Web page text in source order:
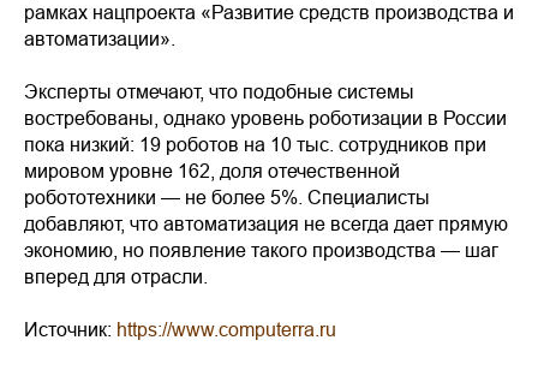
рамках нацпроекта «Развитие средств производства и
автоматизации».
Эксперты отмечают, что подобные системы
востребованы, однако уровень роботизации в России
пока низкий: 19 роботов на 10 тыс. сотрудников при
мировом уровне 162, доля отечественной
робототехники — не более 5%. Специалисты
добавляют, что автоматизация не всегда дает прямую
экономию, но появление такого производства — шаг
вперед для отрасли.
Источник: https://www.computerra.ru